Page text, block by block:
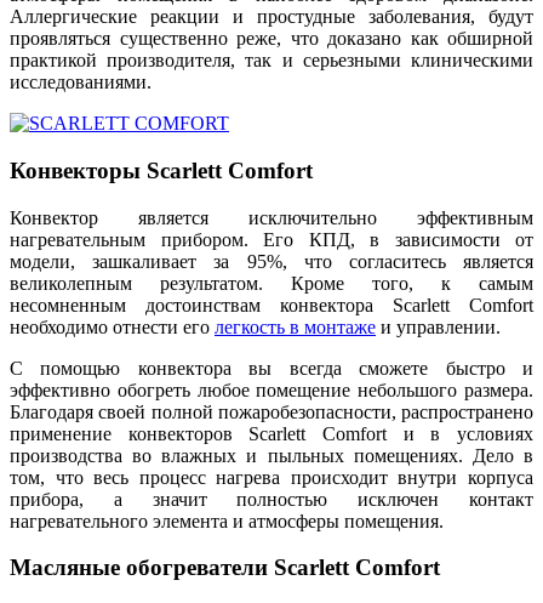
Аллергические реакции и простудные заболевания, будут
проявляться существенно реже, что доказано как обширной
практикой производителя, так и серьезными клиническими
исследованиями.
Конвекторы Scarlett Comfort
Конвектор является исключительно эффективным
нагревательным прибором. Его КПД, в зависимости от
модели, зашкаливает за 95%, что согласитесь является
великолепным результатом. Кроме того, к самым
несомненным достоинствам конвектора Scarlett Comfort
необходимо отнести его легкость в монтаже и управлении.
С помощью конвектора вы всегда сможете быстро и
эффективно обогреть любое помещение небольшого размера.
Благодаря своей полной пожаробезопасности, распространено
применение конвекторов Scarlett Comfort и в условиях
производства во влажных и пыльных помещениях. Дело в
том, что весь процесс нагрева происходит внутри корпуса
прибора, а значит полностью исключен контакт
нагревательного элемента и атмосферы помещения.
Масляные обогреватели Scarlett Comfort